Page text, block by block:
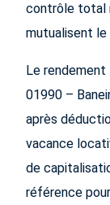
contrôle total
mutualisent le
Le
01990 –
après
vacance
de
référence